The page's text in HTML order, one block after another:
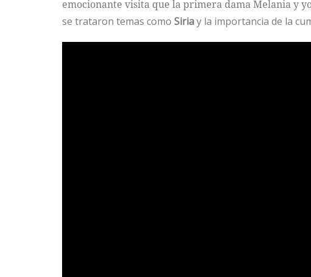
emocionante visita que la primera dama Melania y
se trataron temas como Siriay la importancia de la